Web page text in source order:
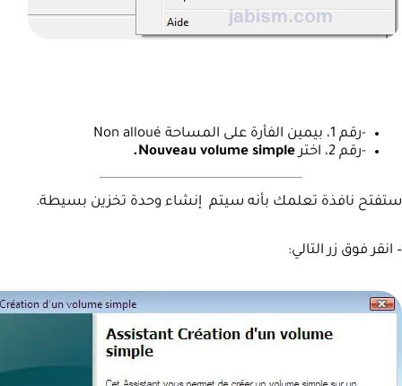
-رقم 1، بيمين الفأرة على المساحة Non alloué
-رقم 2، اختر
Nouveau volume simple.
ستفتح نافذة تعلمك بأنه سيتم إنشاء وحدة تخزين بسيطة.
– انقر فوق زر التالي: